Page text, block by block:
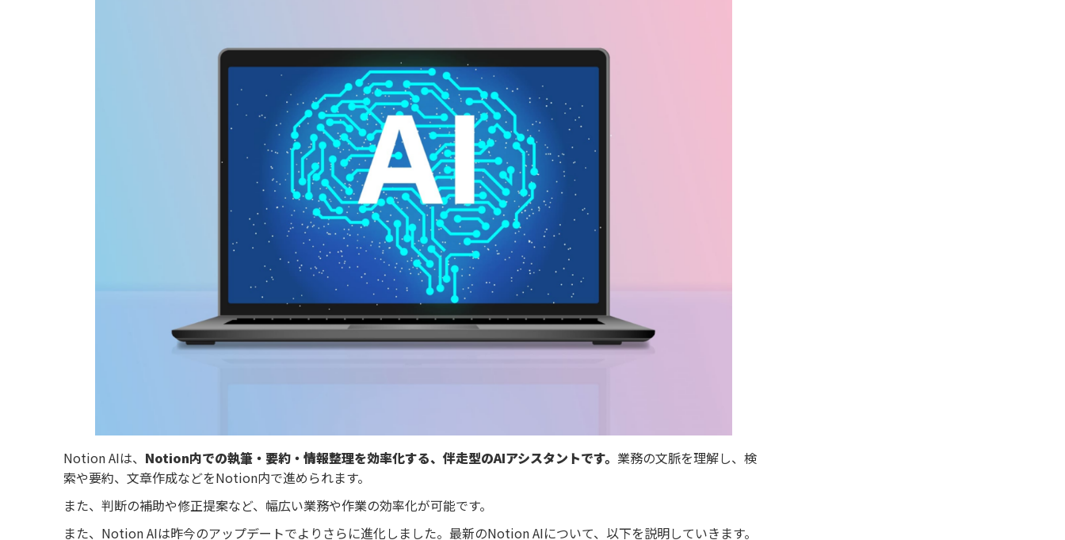
Notion AIは、 Notion内での執筆・要約・情報整理を効率化する、伴走型のAIアシスタントです。 業務の文脈を理解し、検
索や要約、文章作成などをNotion内で進められます。
また、判断の補助や修正提案など、幅広い業務や作業の効率化が可能です。
また、Notion AIは昨今のアップデートでよりさらに進化しました。最新のNotion AIについて、以下を説明していきます。